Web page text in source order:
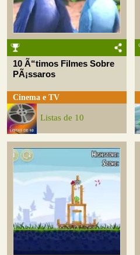
10 Ã“timos Filmes Sobre
PÃ¡ssaros
Cinema e TV
Listas de 10